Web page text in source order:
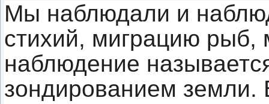
Мы наблюдали и
стихий, миграцию рыб,
наблюдение
зондированием земли.